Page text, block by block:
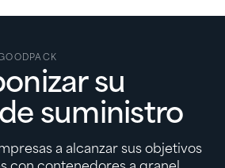
su
suministro
a alcanzar sus objetivos